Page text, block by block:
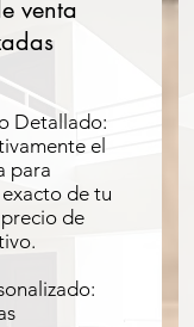
venta
Detallado:
el
para
de tu
de